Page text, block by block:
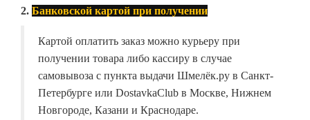
2. Банковской картой при получении
Картой оплатить заказ можно курьеру при
получении товара либо кассиру в случае
самовывоза с пункта выдачи Шмелёк.ру в Санкт-
Петербурге или DostavkaClub в Москве, Нижнем
Новгороде, Казани и Краснодаре.